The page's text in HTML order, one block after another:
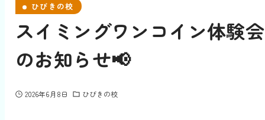
ひびきの校
スイミングワンコイン体験会
のお知らせ📢
2026年6月8日 ひびきの校